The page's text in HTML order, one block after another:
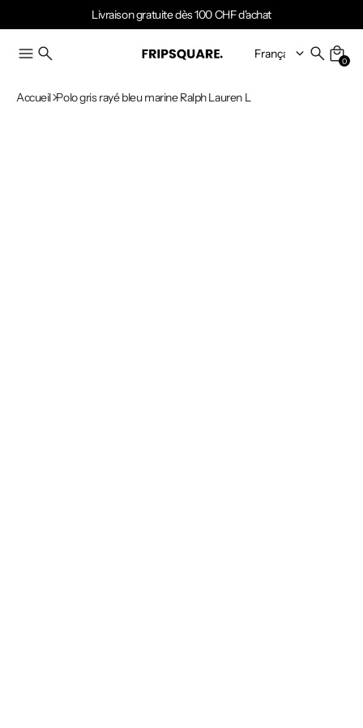
Livraison gratuite dès 100 CHF d'achat
0
Accueil Polo gris rayé bleu marine Ralph Lauren L